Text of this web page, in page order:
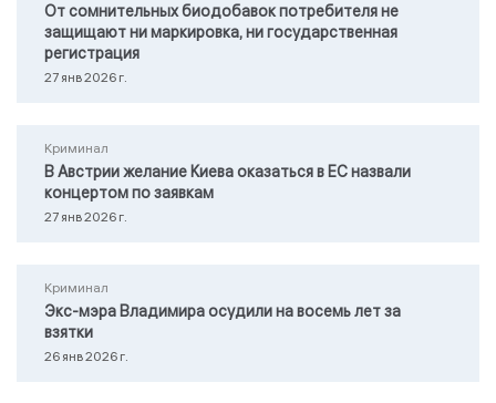
От сомнительных биодобавок потребителя не
защищают ни маркировка, ни государственная
регистрация
27 янв 2026 г.
Криминал
В Австрии желание Киева оказаться в ЕС назвали
концертом по заявкам
27 янв 2026 г.
Криминал
Экс-мэра Владимира осудили на восемь лет за
взятки
26 янв 2026 г.